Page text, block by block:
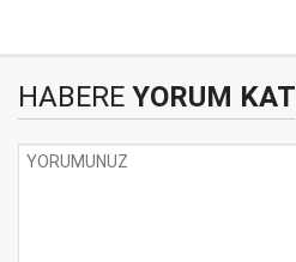
HABERE YORUM KAT